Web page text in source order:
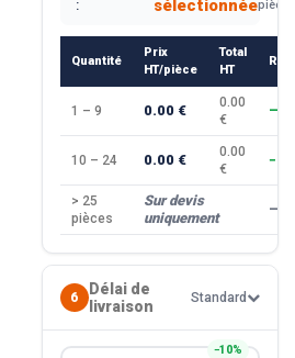
: sélectionnéepièce
Quantité
Prix
HT/pièce
Total
HT
1 – 9 0.00 €
0.00
€
—
10 – 24 0.00 €
0.00
€
> 25
pièces
Sur devis
uniquement
—
6
Délai de
livraison
Standard
−10%